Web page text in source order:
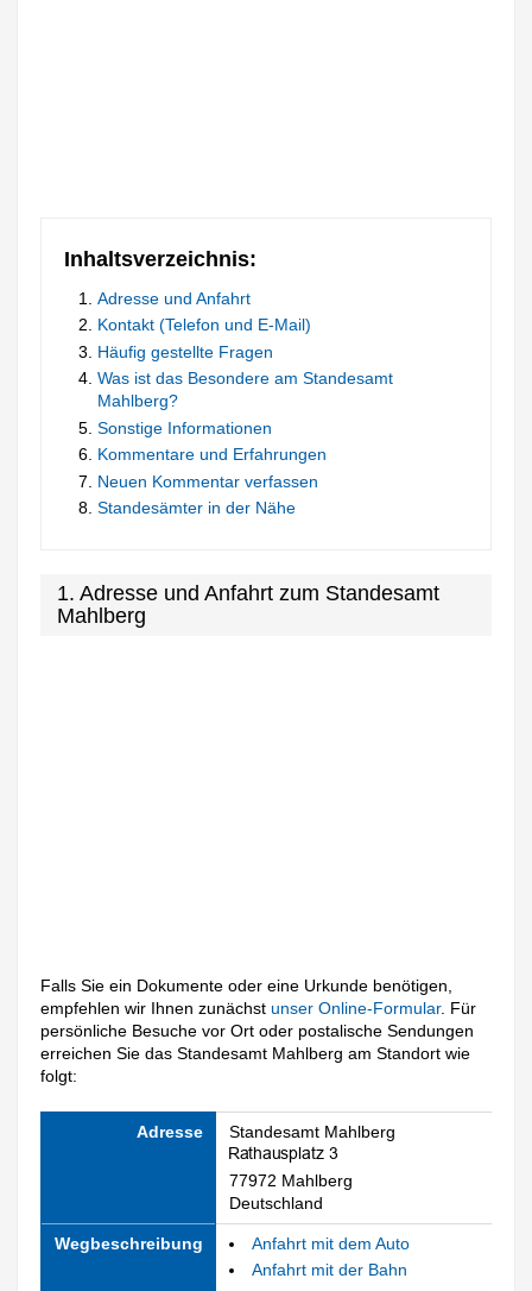
Inhaltsverzeichnis:
Adresse und Anfahrt
Kontakt (Telefon und E-Mail)
Häufig gestellte Fragen
Was ist das Besondere am Standesamt
Mahlberg?
Sonstige Informationen
Kommentare und Erfahrungen
Neuen Kommentar verfassen
Standesämter in der Nähe
1. Adresse und Anfahrt zum Standesamt
Mahlberg
Falls Sie ein Dokumente oder eine Urkunde benötigen,
empfehlen wir Ihnen zunächstunser Online-Formular. Für
persönliche Besuche vor Ort oder postalische Sendungen
erreichen Sie das Standesamt Mahlberg am Standort wie
folgt:
Adresse Standesamt Mahlberg
77972 Mahlberg
Deutschland
Wegbeschreibung
Anfahrt mit dem Auto
Anfahrt mit der Bahn